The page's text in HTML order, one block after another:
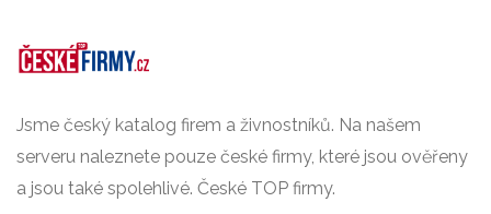
Jsme český katalog firem a živnostníků. Na našem
serveru naleznete pouze české firmy, které jsou ověřeny
a jsou také spolehlivé. České TOP firmy.